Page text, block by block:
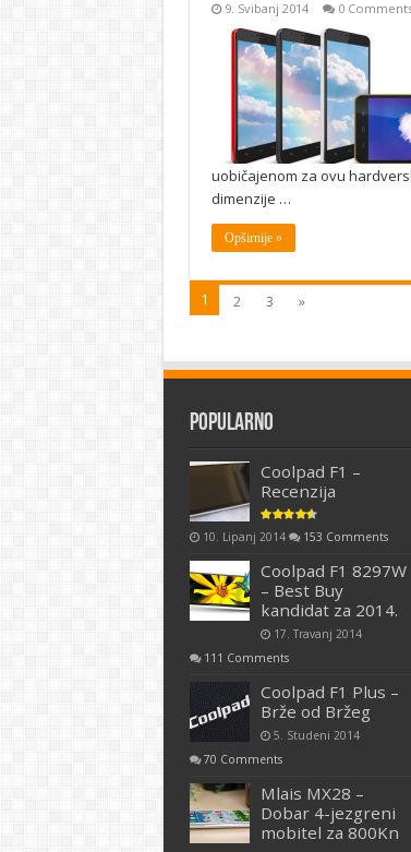
9. Svibanj 2014 0
uobičajenom za ovu
dimenzije …
Opširnije »
1 2 3 »
Popularno
Coolpad F1 –
Recenzija
10. Lipanj 2014 153 Comments
Coolpad F1 8297W
– Best Buy
kandidat za 2014.
17. Travanj 2014
111 Comments
Coolpad F1 Plus –
Brže od Bržeg
5. Studeni 2014
70 Comments
Mlais MX28 –
Dobar 4-jezgreni
mobitel za 800Kn